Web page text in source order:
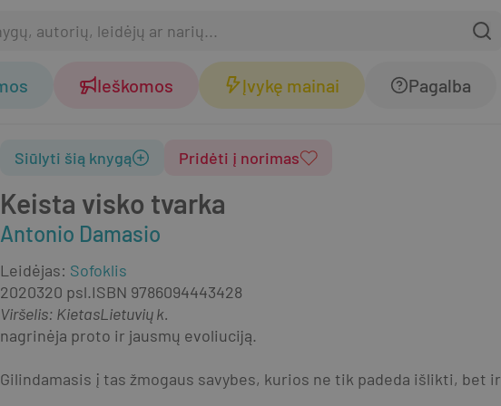
Ieškomos Įvykę mainai Pagalba
Keista visko tvarka
Antonio Damasio
Siūlyti šią knygą Pridėti į norimas
Leidėjas: Sofoklis
2020320 psl.ISBN 9786094443428
Viršelis: KietasLietuvių k.
nagrinėja proto ir jausmų evoliuciją.
Gilindamasis į tas žmogaus savybes, kurios ne tik padeda išlikti, bet ir